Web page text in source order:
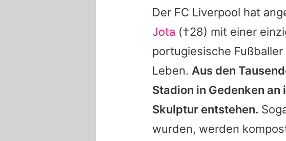
Der FC Liverpool hat
Jota (†28) mit einer
portugiesische
Leben. Aus den
Stadion in Gedenken
Skulptur entstehen.
wurden, werden